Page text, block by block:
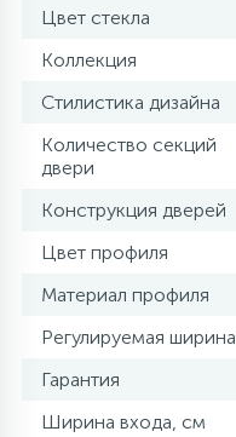
Цвет стекла
Коллекция
Стилистика дизайна
Количество секций
двери
Конструкция дверей
Цвет профиля
Материал профиля
Регулируемая ширина
Гарантия
Ширина входа, см